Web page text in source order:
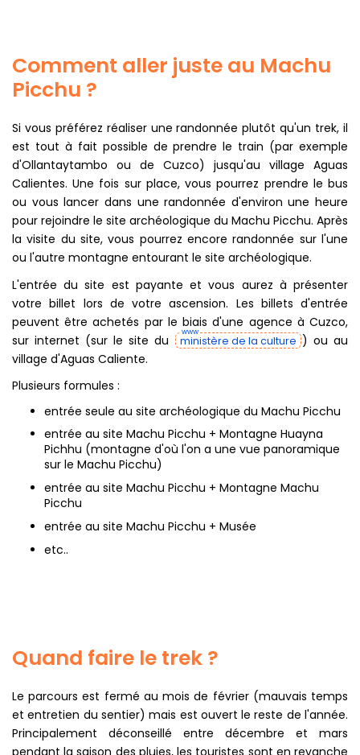
Comment aller juste au Machu
Picchu ?
Si vous préférez réaliser une randonnée plutôt qu'un trek, il
est tout à fait possible de prendre le train (par exemple
d'Ollantaytambo ou de Cuzco) jusqu'au village Aguas
Calientes. Une fois sur place, vous pourrez prendre le bus
ou vous lancer dans une randonnée d'environ une heure
pour rejoindre le site archéologique du Machu Picchu. Après
la visite du site, vous pourrez encore randonnée sur l'une
ou l'autre montagne entourant le site archéologique.
L'entrée du site est payante et vous aurez à présenter
votre billet lors de votre ascension. Les billets d'entrée
peuvent être achetés par le biais d'une agence à Cuzco,
sur internet (sur le site du
ministère de la culture ) ou au
village d'Aguas Caliente.
Plusieurs formules :
entrée seule au site archéologique du Machu Picchu
entrée au site Machu Picchu + Montagne Huayna
Pichhu (montagne d'où l'on a une vue panoramique
sur le Machu Picchu)
entrée au site Machu Picchu + Montagne Machu
Picchu
entrée au site Machu Picchu + Musée
etc..
Quand faire le trek ?
Le parcours est fermé au mois de février (mauvais temps
et entretien du sentier) mais est ouvert le reste de l'année.
Principalement déconseillé entre décembre et mars